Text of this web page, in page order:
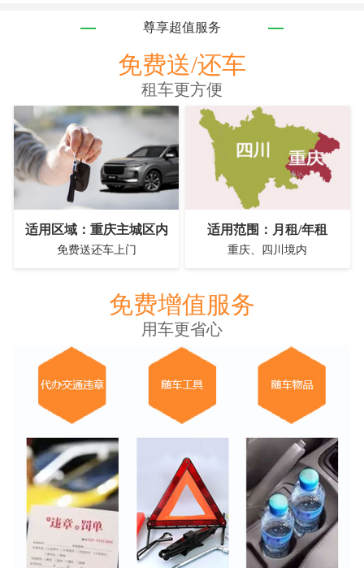
尊享超值服务
免费送/还车
租车更方便
适用区域：重庆主城区内
免费送还车上门
适用范围：月租/年租
重庆、四川境内
免费增值服务
用车更省心